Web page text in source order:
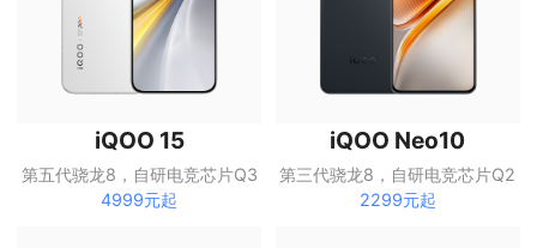
iQOO 15
第五代骁龙8，自研电竞芯片Q3
4999元起
iQOO Neo10
第三代骁龙8，自研电竞芯片Q2
2299元起